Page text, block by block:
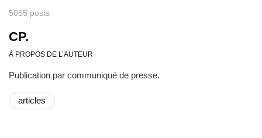
5055 posts
CP.
À PROPOS DE L’AUTEUR
Publication par communiqué de presse.
articles